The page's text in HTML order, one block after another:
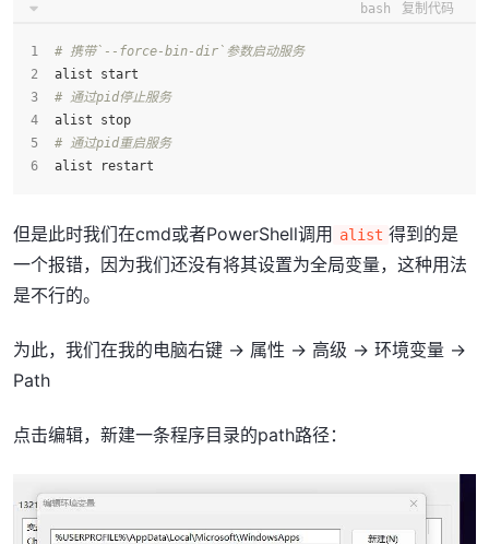
bash 复制代码
# 携带`--force-bin-dir`参数启动服务
alist start
# 通过pid停止服务
alist stop
# 通过pid重启服务
alist restart
但是此时我们在cmd或者PowerShell调用 alist 得到的是
一个报错，因为我们还没有将其设置为全局变量，这种用法
是不行的。
为此，我们在我的电脑右键 -> 属性 -> 高级 -> 环境变量 ->
Path
点击编辑，新建一条程序目录的path路径：